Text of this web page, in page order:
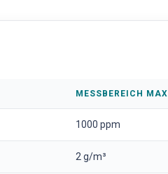
MESSBEREICH MAX
1000 ppm
2 g/m³